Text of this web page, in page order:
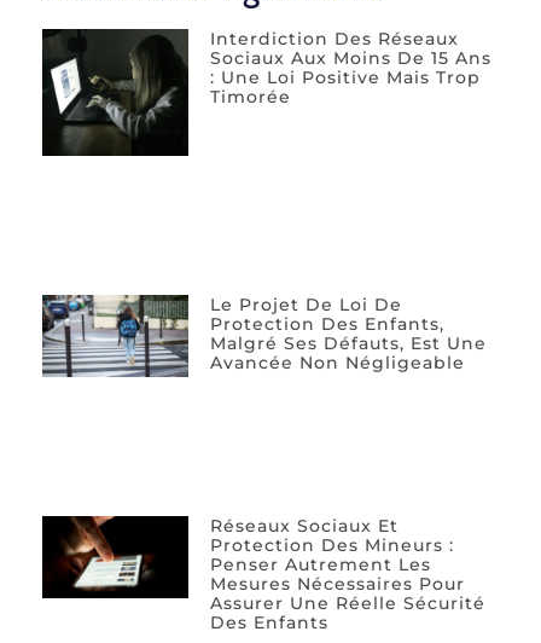
Interdiction Des Réseaux
Sociaux Aux Moins De 15 Ans
: Une Loi Positive Mais Trop
Timorée
Le Projet De Loi De
Protection Des Enfants,
Malgré Ses Défauts, Est Une
Avancée Non Négligeable
Réseaux Sociaux Et
Protection Des Mineurs :
Penser Autrement Les
Mesures Nécessaires Pour
Assurer Une Réelle Sécurité
Des Enfants